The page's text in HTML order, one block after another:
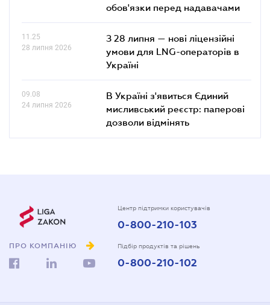
обов'язки перед надавачами
11.25
28 липня 2026
З 28 липня — нові ліцензійні
умови для LNG-операторів в
Україні
09.08
24 липня 2026
В Україні з'явиться Єдиний
мисливський реєстр: паперові
дозволи відмінять
ПРО КОМПАНІЮ
Центр підтримки користувачів
0-800-210-103
Підбір продуктів та рішень
0-800-210-102